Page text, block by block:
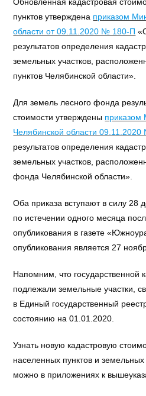
пунктов утверждена приказом
области от 09.11.2020 № 180-П
результатов определения
земельных участков,
пунктов Челябинской области».
Для земель лесного фонда
стоимости утверждены приказом
Челябинской области
результатов определения
земельных участков,
фонда Челябинской области».
Оба приказа вступают в силу 28
по истечении одного месяца
опубликования в газете
опубликования является 27
Напомним, что государственной
подлежали земельные участки,
в Единый государственный
состоянию на 01.01.2020.
Узнать новую кадастровую
населенных пунктов и
можно в приложениях к